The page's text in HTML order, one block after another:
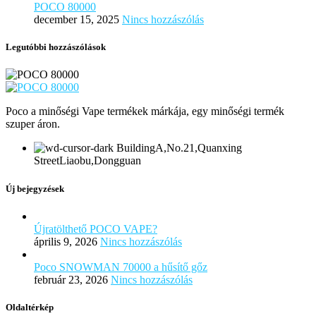
POCO 80000
december 15, 2025 Nincs hozzászólás
Legutóbbi hozzászólások
Poco a minőségi Vape termékek márkája, egy minőségi termék
szuper áron.
BuildingA,No.21,Quanxing
StreetLiaobu,Dongguan
Új bejegyzések
Újratölthető POCO VAPE?
április 9, 2026 Nincs hozzászólás
Poco SNOWMAN 70000 a hűsítő gőz
február 23, 2026 Nincs hozzászólás
Oldaltérkép